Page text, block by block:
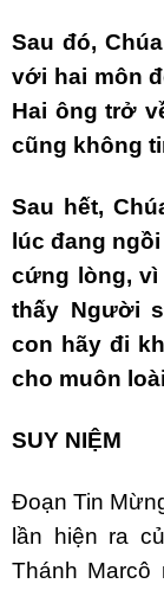
Sau đó,
với hai môn
Hai ông trở
cũng không
Sau hết,
lúc đang
cứng lòng,
thấy Người
con hãy đi
cho muôn
SUY NIỆM
Ðoạn Tin
lần hiện ra
Thánh